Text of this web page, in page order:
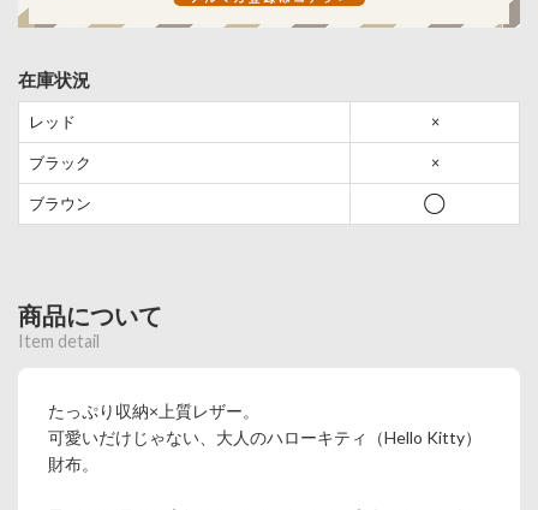
在庫状況
レッド ×
ブラック ×
ブラウン ◯
商品について
Item detail
たっぷり収納×上質レザー。
可愛いだけじゃない、大人のハローキティ（Hello Kitty）
財布。